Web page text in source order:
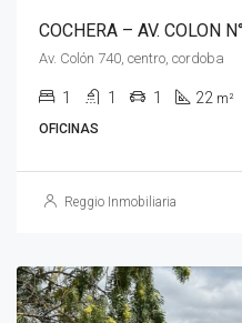
Av. Colón 740, centro, cordoba
1 1 1 22 m²
OFICINAS
Reggio Inmobiliaria